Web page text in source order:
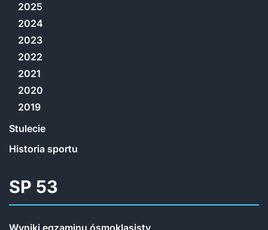
2025
2024
2023
2022
2021
2020
2019
Stulecie
Historia sportu
SP 53
Wyniki egzaminu ósmoklasisty